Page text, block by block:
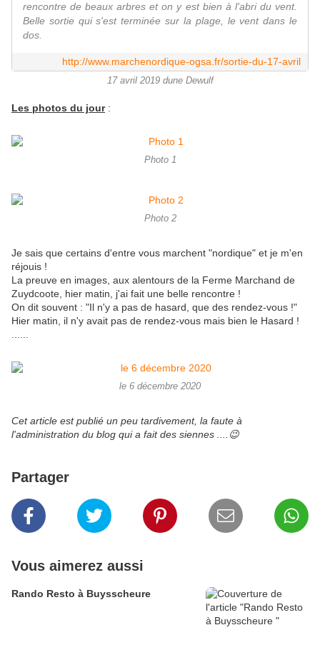
rencontre de beaux arbres et on y est bien à l'abri du vent.
Belle sortie qui s'est terminée sur la plage, le vent dans le
dos.
http://www.marchenordique-ogsa.fr/sortie-du-17-avril
17 avril 2019 dune Dewulf
Les photos du jour:
Photo 1
Photo 2
Je sais que certains d'entre vous marchent "nordique" et je m'en
réjouis !
La preuve en images, aux alentours de la Ferme Marchand de
Zuydcoote, hier matin, j'ai fait une belle rencontre !
On dit souvent : "Il n'y a pas de hasard, que des rendez-vous !"
Hier matin, il n'y avait pas de rendez-vous mais bien le Hasard !
le 6 décembre 2020
Cet article est publié un peu tardivement, la faute à
l'administration du blog qui a fait des siennes ....😉
Partager
Vous aimerez aussi
Rando Resto à Buysscheure